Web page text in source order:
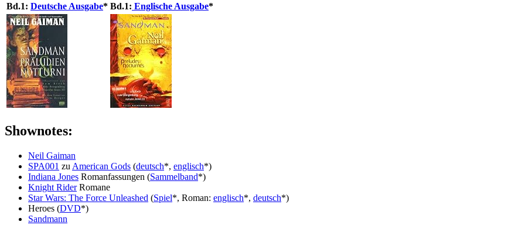
Bd.1: Deutsche Ausgabe* Bd.1: Englische Ausgabe*
Shownotes:
Neil Gaiman
SPA001 zu American Gods (deutsch*, englisch*)
Indiana Jones Romanfassungen (Sammelband*)
Knight RiderRomane
Star Wars: The Force Unleashed (Spiel*, Roman: englisch*, deutsch*)
Heroes (DVD*)
Sandmann